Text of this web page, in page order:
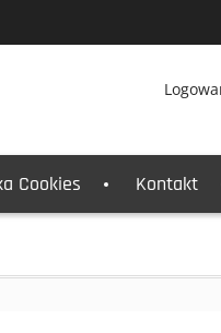
Cookies Kontakt